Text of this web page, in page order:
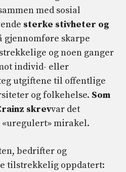
med sosial
sterke stivheter og
gjennomføre skarpe
og noen ganger
individ- eller
utgiftene til offentlige
og folkehelse. Som
skrevvar det
mirakel.
bedrifter og
tilstrekkelig oppdatert: